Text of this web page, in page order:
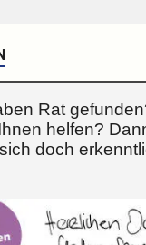
Rat
helfen?
doch